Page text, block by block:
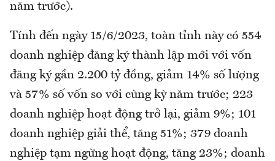
năm trước).
Tính đến ngày 15/6/2023, toàn tỉnh này có 554
doanh nghiệp đăng ký thành lập mới với vốn
đăng ký gần 2.200 tỷ đồng, giảm 14% số lượng
và 57% số vốn so với cùng kỳ năm trước; 223
doanh nghiệp hoạt động trở lại, giảm 9%; 101
doanh nghiệp giải thể, tăng 51%; 379 doanh
nghiệp tạm ngừng hoạt động, tăng 23%; doanh